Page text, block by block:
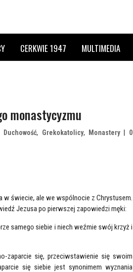
CERKWIE 1947 MULTIMEDIA
monastycyzmu
Duchowość, Grekokatolicy, Monastery
0
w świecie, ale we wspólnocie z Chrystusem.
Jezusa po pierwszej zapowiedzi męki:
samego siebie i niech weźmie swój krzyż i
zaparcie się, przeciwstawienie się swoim
się siebie jest synonimem wyznania